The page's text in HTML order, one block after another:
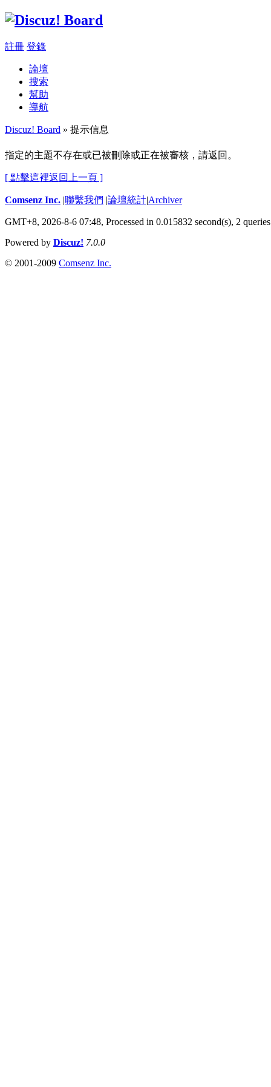
註冊 登錄
論壇
搜索
幫助
導航
Discuz! Board » 提示信息
指定的主題不存在或已被刪除或正在被審核，請返回。
[ 點擊這裡返回上一頁 ]
Comsenz Inc. |聯繫我們 |論壇統計|Archiver
GMT+8, 2026-8-6 07:48, Processed in 0.015832 second(s), 2 queries
Powered by Discuz! 7.0.0
© 2001-2009 Comsenz Inc.